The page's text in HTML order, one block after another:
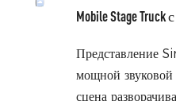
Mobile Stage Truck
Представление
мощной звуковой
сцена